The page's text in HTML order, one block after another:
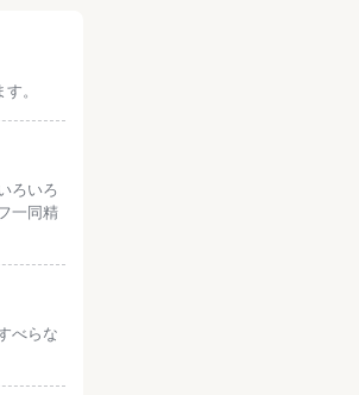
。
ろいろ
一同精
べらな